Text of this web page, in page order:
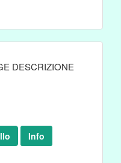
DESCRIZIONE
Info